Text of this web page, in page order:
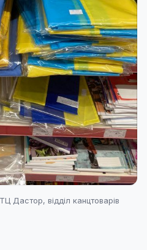
Дастор, відділ канцтоварів